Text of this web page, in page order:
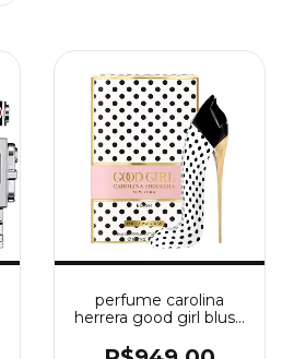
perfume carolina
herrera good girl blush
feminino eau de